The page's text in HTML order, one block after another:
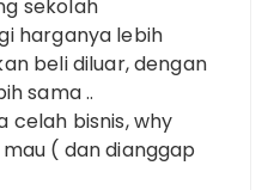
sekolah
harganya lebih
beli diluar, dengan
sama ..
celah bisnis, why
( dan dianggap